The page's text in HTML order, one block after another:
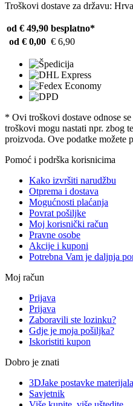
Troškovi dostave za državu:
od € 49,90 besplatno*
od € 0,00 € 6,90
* Ovi troškovi dostave odnose
troškovi mogu nastati npr. zbog
proizvoda. Ove podatke možete
Pomoć i podrška korisnicima
Kako izvršiti narudžbu
Otprema i dostava
Mogućnosti plaćanja
Povrat pošiljke
Moj korisnički račun
Pravne osobe
Akcije i kuponi
Potrebna Vam je daljnja
Moj račun
Prijava
Prijava
Zaboravili ste lozinku?
Gdje je moja pošiljka?
Iskoristiti kupon
Dobro je znati
3DJake postavke materijala
Savjetnik